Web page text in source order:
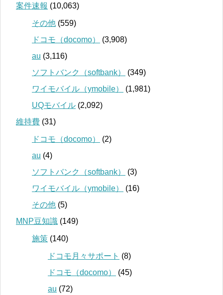
案件速報 (10,063)
その他 (559)
ドコモ（docomo）
(3,908)
au (3,116)
ソフトバンク（softbank）
(349)
ワイモバイル（ymobile）
(1,981)
UQモバイル (2,092)
維持費 (31)
ドコモ（docomo）
(2)
au (4)
ソフトバンク（softbank）
(3)
ワイモバイル（ymobile）
(16)
その他 (5)
MNP豆知識 (149)
施策 (140)
ドコモ月々サポート (8)
ドコモ（docomo）
(45)
au (72)